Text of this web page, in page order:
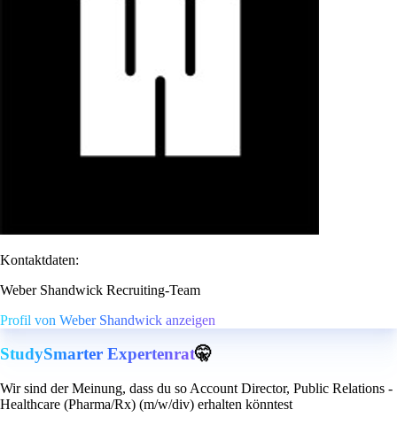
Kontaktdaten:
Weber Shandwick Recruiting-Team
Profil von Weber Shandwick anzeigen
StudySmarter Expertenrat🤫
Wir sind der Meinung, dass du so Account Director, Public Relations -
Healthcare (Pharma/Rx) (m/w/div) erhalten könntest